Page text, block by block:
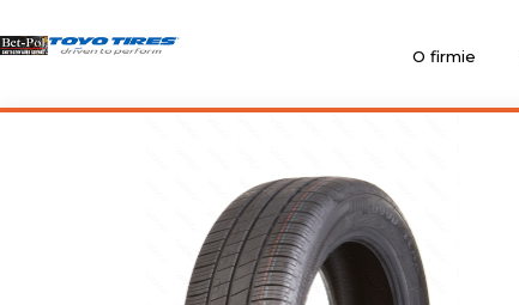
O firmie